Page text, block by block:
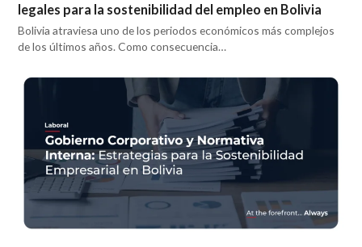
legales para la sostenibilidad del empleo en Bolivia
Bolivia atraviesa uno de los periodos económicos más complejos
de los últimos años. Como consecuencia…